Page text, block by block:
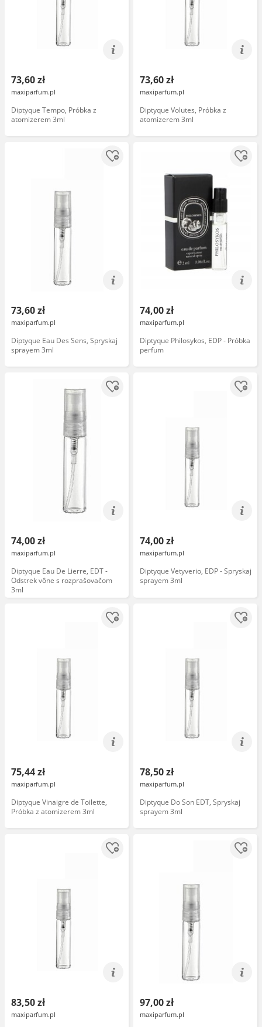
73,60 zł
maxiparfum.pl
Diptyque Tempo, Próbka z
atomizerem 3ml
73,60 zł
maxiparfum.pl
Diptyque Volutes, Próbka z
atomizerem 3ml
73,60 zł
maxiparfum.pl
Diptyque Eau Des Sens, Spryskaj
sprayem 3ml
74,00 zł
maxiparfum.pl
Diptyque Philosykos, EDP - Próbka
perfum
74,00 zł
maxiparfum.pl
Diptyque Eau De Lierre, EDT -
Odstrek vône s rozprašovačom
3ml
74,00 zł
maxiparfum.pl
Diptyque Vetyverio, EDP - Spryskaj
sprayem 3ml
75,44 zł
maxiparfum.pl
Diptyque Vinaigre de Toilette,
Próbka z atomizerem 3ml
78,50 zł
maxiparfum.pl
Diptyque Do Son EDT, Spryskaj
sprayem 3ml
83,50 zł
maxiparfum.pl
97,00 zł
maxiparfum.pl